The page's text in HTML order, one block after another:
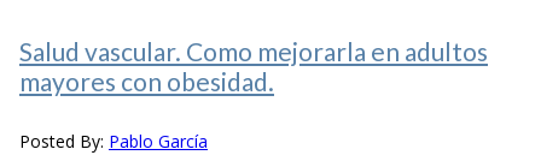
Salud vascular. Como mejorarla en adultos
mayores con obesidad.
Posted By: Pablo García